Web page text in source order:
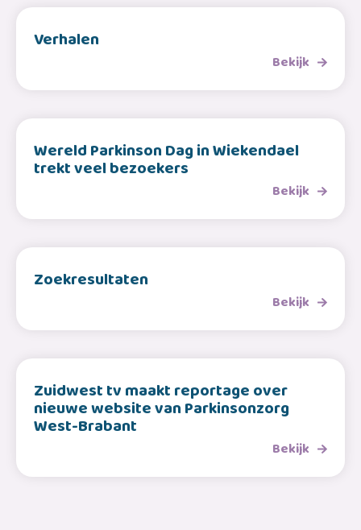
Verhalen
Bekijk
Wereld Parkinson Dag in Wiekendael
trekt veel bezoekers
Bekijk
Zoekresultaten
Bekijk
Zuidwest tv maakt reportage over
nieuwe website van Parkinsonzorg
West-Brabant
Bekijk